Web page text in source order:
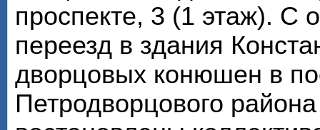
проспекте, 3 (1 этаж). С
переезд в здания
дворцовых конюшен в
Петродворцового